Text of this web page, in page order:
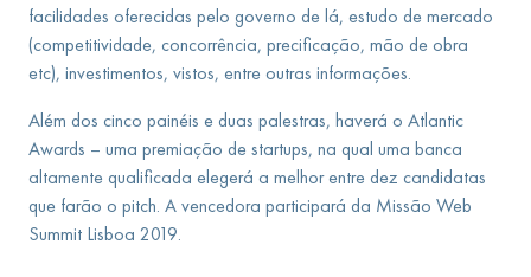
facilidades oferecidas pelo governo de lá, estudo de mercado
(competitividade, concorrência, precificação, mão de obra
etc), investimentos, vistos, entre outras informações.
Além dos cinco painéis e duas palestras, haverá o Atlantic
Awards – uma premiação de startups, na qual uma banca
altamente qualificada elegerá a melhor entre dez candidatas
que farão o pitch. A vencedora participará da Missão Web
Summit Lisboa 2019.